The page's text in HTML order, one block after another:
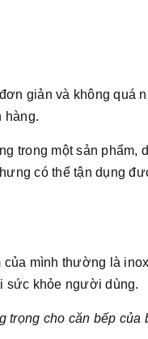
giản và không quá
hàng.
trong một sản phẩm,
có thể tận dụng
mình thường là
sức khỏe người dùng.
trọng cho căn bếp của